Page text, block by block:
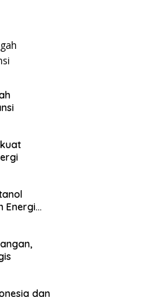
Energi
dan